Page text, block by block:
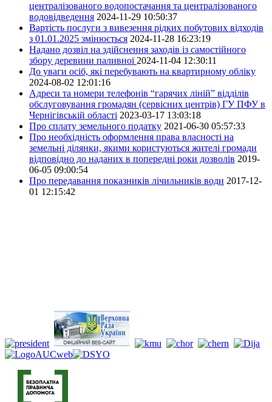
централізованого водопостачання та централізованого
водовідведення 2024-11-29 10:50:37
Вартість послуги з вивезення рідких побутових відходів
з 01.01.2025 змінюється 2024-11-28 16:23:19
Надано дозвіл на здійснення заходів із самостійного
збору деревини паливної 2024-11-04 12:30:11
До уваги осіб, які перебувають на квартирному обліку
2024-08-02 12:01:16
Адреси та номери телефонів “гарячих ліній” відділів
обслуговування громадян (сервісних центрів) ГУ ПФУ в
Чернігівській області 2023-03-17 13:03:18
Про сплату земельного податку 2021-06-30 05:57:33
Про необхідність оформлення права власності на
земельні ділянки, якими користуються жителі громади
відповідно до наданих в попередні роки дозволів 2019-
06-05 09:00:54
Про передавання показників лічильників води 2017-12-
01 12:15:42